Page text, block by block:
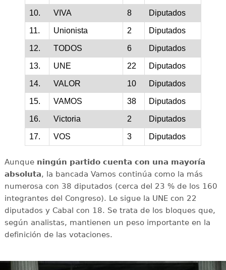
10. VIVA 8 Diputados
11. Unionista 2 Diputados
12. TODOS 6 Diputados
13. UNE 22 Diputados
14. VALOR 10 Diputados
15. VAMOS 38 Diputados
16. Victoria 2 Diputados
17. VOS 3 Diputados
Aunque ningún partido cuenta con una mayoría
absoluta, la bancada Vamos continúa como la más
numerosa con 38 diputados (cerca del 23 % de los 160
integrantes del Congreso). Le sigue la UNE con 22
diputados y Cabal con 18. Se trata de los bloques que,
según analistas, mantienen un peso importante en la
definición de las votaciones.